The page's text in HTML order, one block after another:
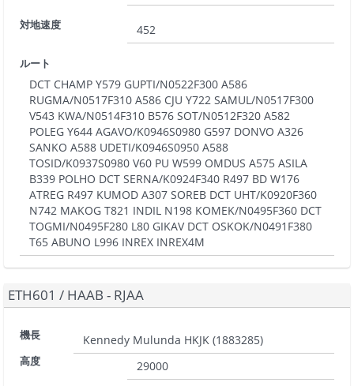
対地速度 452
ルート
DCT CHAMP Y579 GUPTI/N0522F300 A586
RUGMA/N0517F310 A586 CJU Y722 SAMUL/N0517F300
V543 KWA/N0514F310 B576 SOT/N0512F320 A582
POLEG Y644 AGAVO/K0946S0980 G597 DONVO A326
SANKO A588 UDETI/K0946S0950 A588
TOSID/K0937S0980 V60 PU W599 OMDUS A575 ASILA
B339 POLHO DCT SERNA/K0924F340 R497 BD W176
ATREG R497 KUMOD A307 SOREB DCT UHT/K0920F360
N742 MAKOG T821 INDIL N198 KOMEK/N0495F360 DCT
TOGMI/N0495F280 L80 GIKAV DCT OSKOK/N0491F380
T65 ABUNO L996 INREX INREX4M
ETH601 / HAAB - RJAA
機長 Kennedy Mulunda HKJK(1883285)
高度 29000